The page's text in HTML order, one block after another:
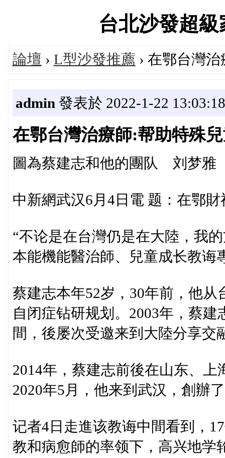
台北沙發超
論壇 › L型沙發推薦 › 在鄂台灣
admin 發表於 2022-1-22 13:03:18
在鄂台灣治療師:帮助特殊
圖為蔡建志和他的團队 刘梦
中新網武汉6月4日電 题：在鄂
“不论是在台灣仍是在大陸，我
本能機能醫治師、兒童成长教诲
蔡建志本年52岁，30年前，他
自闭症钻研规划。2003年，蔡
間，後屡次受邀来到大陸分享交
2014年，蔡建志前後在山东、
2020年5月，他来到武汉，創辦
记者4日走進该教诲中間看到，
教和病愈師的率领下，高兴地学